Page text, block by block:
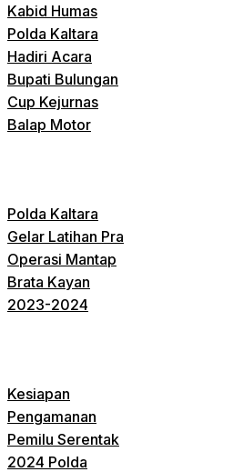
Kabid Humas
Polda Kaltara
Hadiri Acara
Bupati Bulungan
Cup Kejurnas
Balap Motor
Polda Kaltara
Gelar Latihan Pra
Operasi Mantap
Brata Kayan
2023-2024
Kesiapan
Pengamanan
Pemilu Serentak
2024 Polda